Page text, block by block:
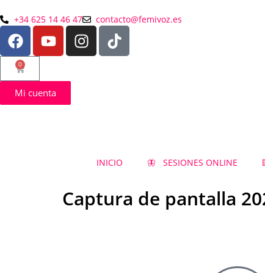
+34 625 14 46 47 contacto@femivoz.es
0
Mi cuenta
INICIO 🦋 SESIONES ONLINE
Captura de pantalla